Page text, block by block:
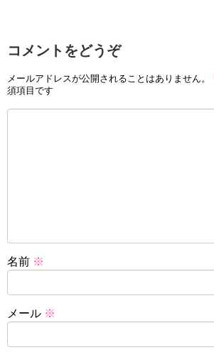
コメントをどうぞ
メールアドレスが公開されることはありません。
須項目です
名前 ※
メール ※